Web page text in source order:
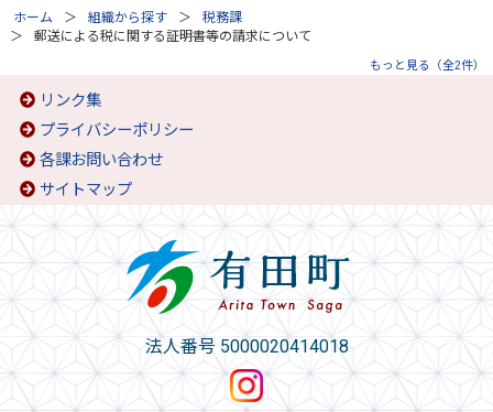
ホーム 組織から探す
税務課
郵送による税に関する証明書等の請求について
もっと見る（全2件）
リンク集
プライバシーポリシー
各課お問い合わせ
サイトマップ
法人番号 5000020414018